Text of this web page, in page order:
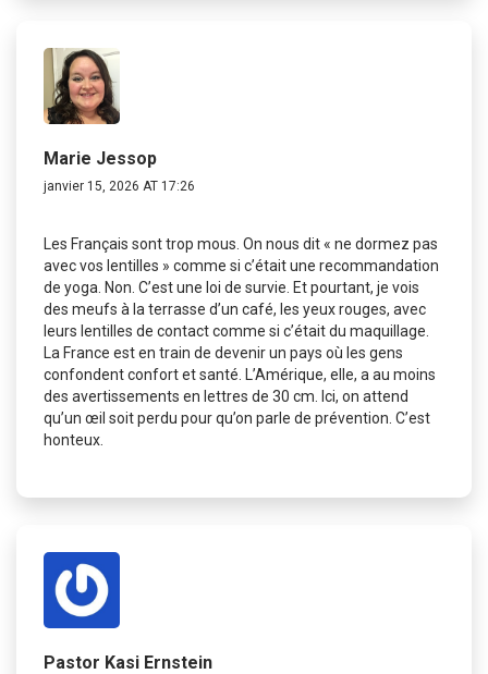
Marie Jessop
janvier 15, 2026 AT 17:26
Les Français sont trop mous. On nous dit « ne dormez pas
avec vos lentilles » comme si c’était une recommandation
de yoga. Non. C’est une loi de survie. Et pourtant, je vois
des meufs à la terrasse d’un café, les yeux rouges, avec
leurs lentilles de contact comme si c’était du maquillage.
La France est en train de devenir un pays où les gens
confondent confort et santé. L’Amérique, elle, a au moins
des avertissements en lettres de 30 cm. Ici, on attend
qu’un œil soit perdu pour qu’on parle de prévention. C’est
honteux.
Pastor Kasi Ernstein